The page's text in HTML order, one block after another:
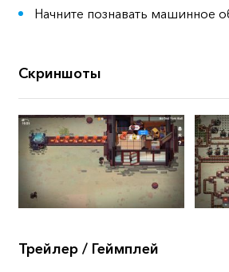
Начните познавать машинное
Скриншоты
Трейлер / Геймплей